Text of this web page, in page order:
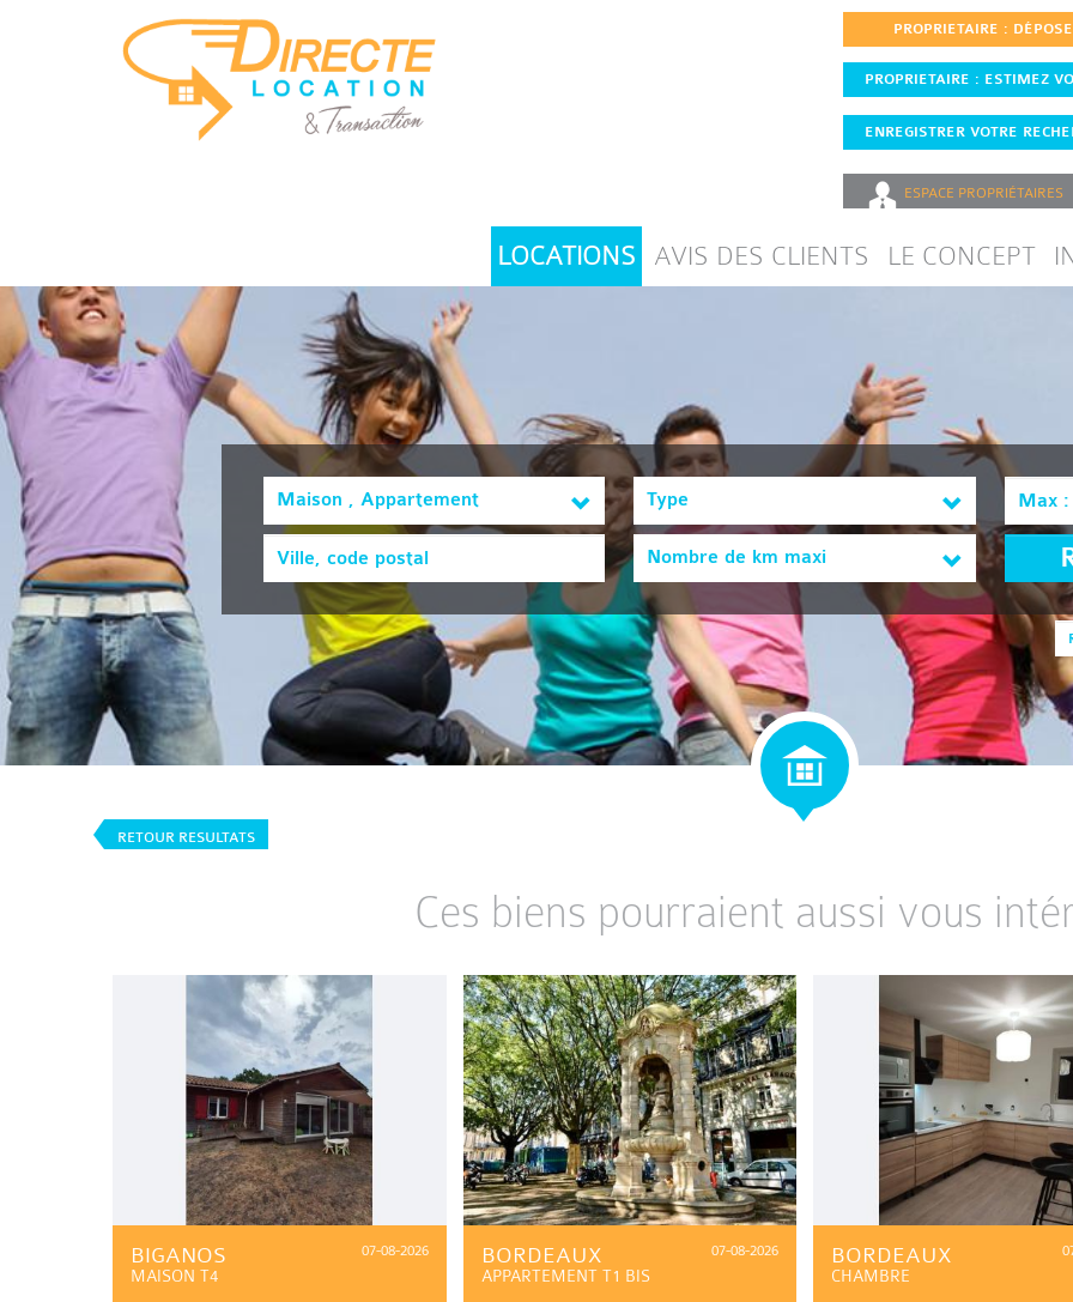
PROPRIETAIRE :
PROPRIETAIRE : ESTIMEZ
ENREGISTRER VOTRE
ESPACE PROPRIÉTAIRES
LOCATIONS AVIS DES CLIENTS LE CONCEPT
Maison , Appartement Type
Nombre de km maxi
RETOUR RESULTATS
Ces biens pourraient aussi vous
07-08-2026
BIGANOS
MAISON T4
07-08-2026
BORDEAUX
APPARTEMENT T1 BIS
BORDEAUX
CHAMBRE